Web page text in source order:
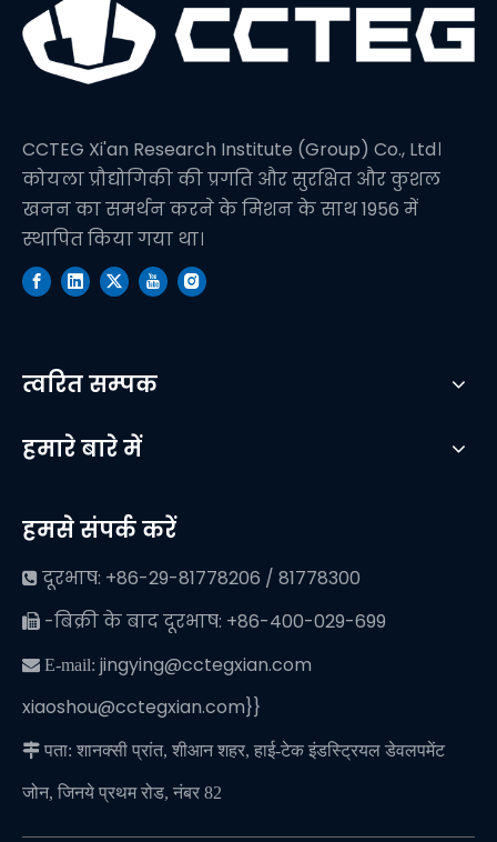
CCTEG Xi'an Research Institute (Group) Co., Ltd।
कोयला प्रौद्योगिकी की प्रगति और सुरक्षित और कुशल
खनन का समर्थन करने के मिशन के साथ 1956 में
स्थापित किया गया था।
त्वरित सम्पक
हमारे बारे में
हमसे संपर्क करें
 दूरभाष: +86-29-81778206 / 81778300
 -बिक्री के बाद दूरभाष: +86-400-029-699
 E-mail: jingying@cctegxian.com
xiaoshou@cctegxian.com}}
 पता: शानक्सी प्रांत, शीआन शहर, हाई-टेक इंडस्ट्रियल डेवलपमेंट
जोन, जिनये प्रथम रोड, नंबर 82